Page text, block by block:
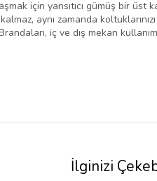
için yansıtıcı gümüş bir
aynı zamanda
iç ve dış mekan
İlginizi